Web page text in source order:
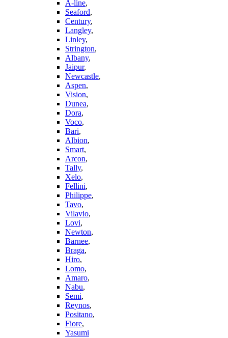
A-line,
Seaford,
Century,
Langley,
Linley,
Strington,
Albany,
Jaipur,
Newcastle,
Aspen,
Vision,
Dunea,
Dora,
Voco,
Bari,
Albion,
Smart,
Arcon,
Tally,
Xelo,
Fellini,
Philippe,
Tavo,
Vilavio,
Lovi,
Newton,
Barnee,
Braga,
Hiro,
Lomo,
Amaro,
Nabu,
Semi,
Reynos,
Positano,
Fiore,
Yasumi